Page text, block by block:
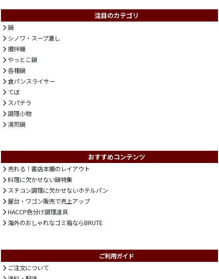
注目のカテゴリ
鍋
シノワ・スープ漉し
攪拌機
やっとこ鍋
各種鍋
食パンスライサー
てぼ
スパテラ
調理小物
湯煎鍋
おすすめコンテンツ
売れる！書店本棚のレイアウト
料理に欠かせない鍋特集
スチコン調理に欠かせないホテルパン
屋台・ワゴン販売で売上アップ
HACCP色分け調理道具
海外のおしゃれなゴミ箱ならBRUTE
ご利用ガイド
ご注文について